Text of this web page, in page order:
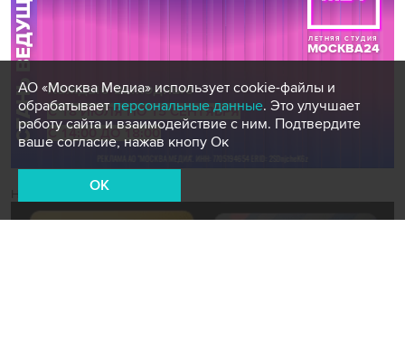
Новости СМИ2
АО «Москва Медиа» использует cookie-файлы и
обрабатывает персональные данные. Это улучшает
работу сайта и взаимодействие с ним. Подтвердите
ваше согласие, нажав кнопу Ок
OK